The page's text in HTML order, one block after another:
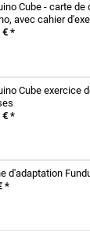
Cube - carte
avec cahier
€ *
Cube exercice
€ *
d'adaptation
*